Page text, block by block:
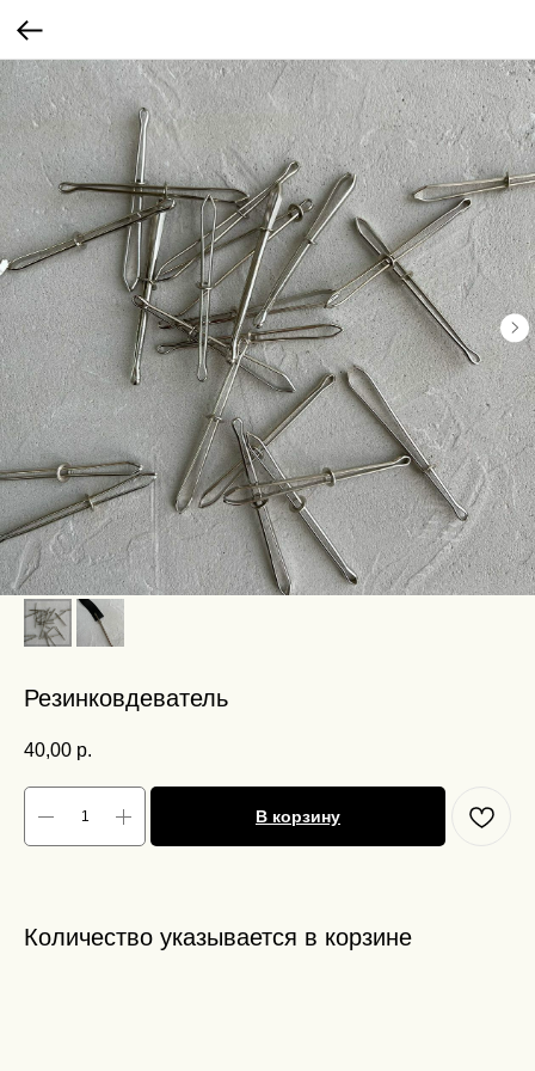
Резинковдеватель
40,00 р.
В корзину
Количество указывается в корзине